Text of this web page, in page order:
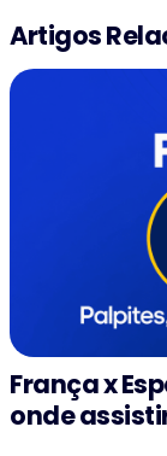
Artigos
França x
onde